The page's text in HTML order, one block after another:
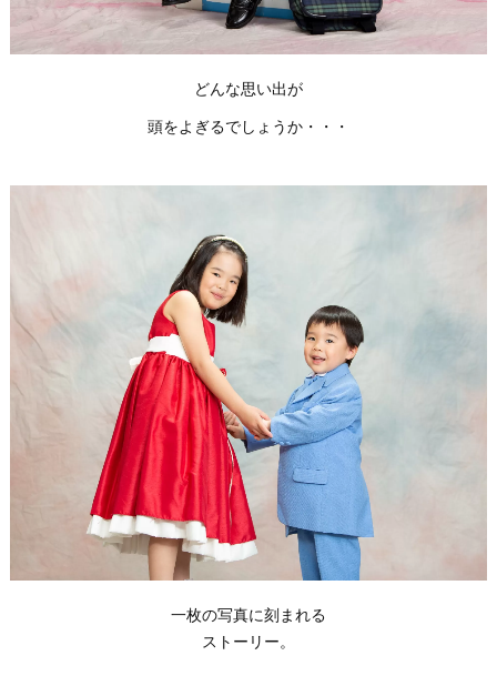
どんな思い出が
頭をよぎるでしょうか・・・
一枚の写真に刻まれる
ストーリー。